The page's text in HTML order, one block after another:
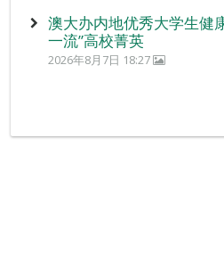
澳大办内地优秀大学生
一流”高校菁英
2026年8月7日 18:27